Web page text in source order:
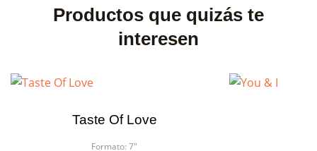
Productos que quizás te
interesen
Taste Of Love
Formato: 7"